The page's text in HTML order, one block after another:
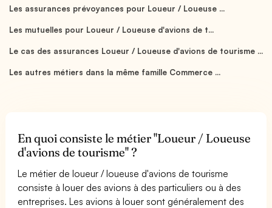
Les assurances prévoyances pour Loueur / Loueuse ...
Les mutuelles pour Loueur / Loueuse d'avions de t...
Le cas des assurances Loueur / Loueuse d'avions de tourisme ...
Les autres métiers dans la même famille Commerce ...
En quoi consiste le métier "Loueur / Loueuse
d'avions de tourisme" ?
Le métier de loueur / loueuse d'avions de tourisme
consiste à louer des avions à des particuliers ou à des
entreprises. Les avions à louer sont généralement des